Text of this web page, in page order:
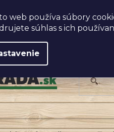
web používa súbory
súhlas s ich